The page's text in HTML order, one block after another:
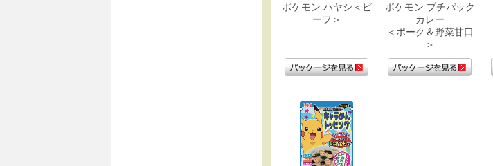
ポケモン ハヤシ＜ビ
ーフ＞
ポケモン プチパック
カレー
＜ポーク＆野菜甘口
＞